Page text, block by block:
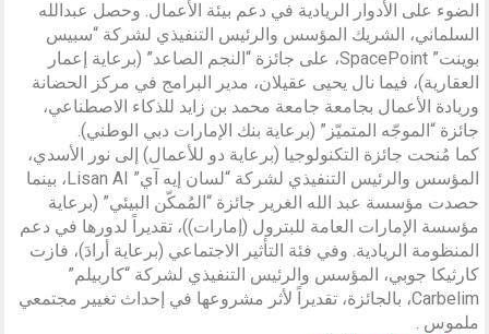
الضوء على الأدوار الريادية في دعم بيئة الأعمال. وحصل عبدالله
السلماني، الشريك المؤسس والرئيس التنفيذي لشركة “سبيس
بوينت” SpacePoint، على جائزة “النجم الصاعد” (برعاية إعمار
العقارية)، فيما نال يحيى عقيلان، مدير البرامج في مركز الحضانة
وريادة الأعمال بجامعة جامعة محمد بن زايد للذكاء الاصطناعي،
جائزة “الموجّه المتميّز” (برعاية بنك الإمارات دبي الوطني).
كما مُنحت جائزة التكنولوجيا (برعاية دو للأعمال) إلى نور الأسدي،
المؤسس والرئيس التنفيذي لشركة “لسان إيه آي” Lisan AI، بينما
حصدت مؤسسة عبد الله الغرير جائزة “المُمكّن البيئي” (برعاية
مؤسسة الإمارات العامة للبترول (إمارات))، تقديراً لدورها في دعم
المنظومة الريادية. وفي فئة التأثير الاجتماعي (برعاية أرادَ)، فازت
كارثيكا جوبي، المؤسس والرئيس التنفيذي لشركة “كاربيلم”
Carbelim، بالجائزة، تقديراً لأثر مشروعها في إحداث تغيير مجتمعي
ملموس .